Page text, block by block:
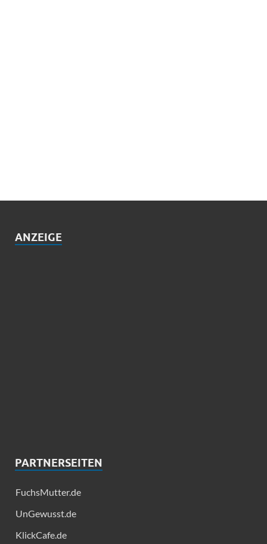
ANZEIGE
PARTNERSEITEN
FuchsMutter.de
UnGewusst.de
KlickCafe.de